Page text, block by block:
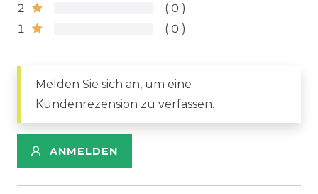
2
0
1
0
Melden Sie sich an, um eine
Kundenrezension zu verfassen.
ANMELDEN